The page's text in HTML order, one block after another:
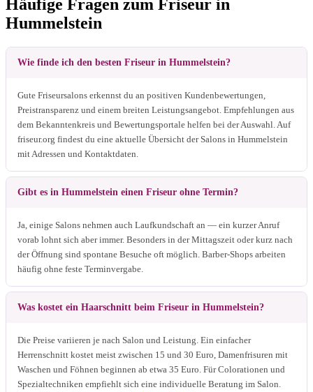
Häufige Fragen zum Friseur in
Hummelstein
Wie finde ich den besten Friseur in Hummelstein?
Gute Friseursalons erkennst du an positiven Kundenbewertungen,
Preistransparenz und einem breiten Leistungsangebot. Empfehlungen aus
dem Bekanntenkreis und Bewertungsportale helfen bei der Auswahl. Auf
friseur.org findest du eine aktuelle Übersicht der Salons in Hummelstein
mit Adressen und Kontaktdaten.
Gibt es in Hummelstein einen Friseur ohne Termin?
Ja, einige Salons nehmen auch Laufkundschaft an — ein kurzer Anruf
vorab lohnt sich aber immer. Besonders in der Mittagszeit oder kurz nach
der Öffnung sind spontane Besuche oft möglich. Barber-Shops arbeiten
häufig ohne feste Terminvergabe.
Was kostet ein Haarschnitt beim Friseur in Hummelstein?
Die Preise variieren je nach Salon und Leistung. Ein einfacher
Herrenschnitt kostet meist zwischen 15 und 30 Euro, Damenfrisuren mit
Waschen und Föhnen beginnen ab etwa 35 Euro. Für Colorationen und
Spezialtechniken empfiehlt sich eine individuelle Beratung im Salon.